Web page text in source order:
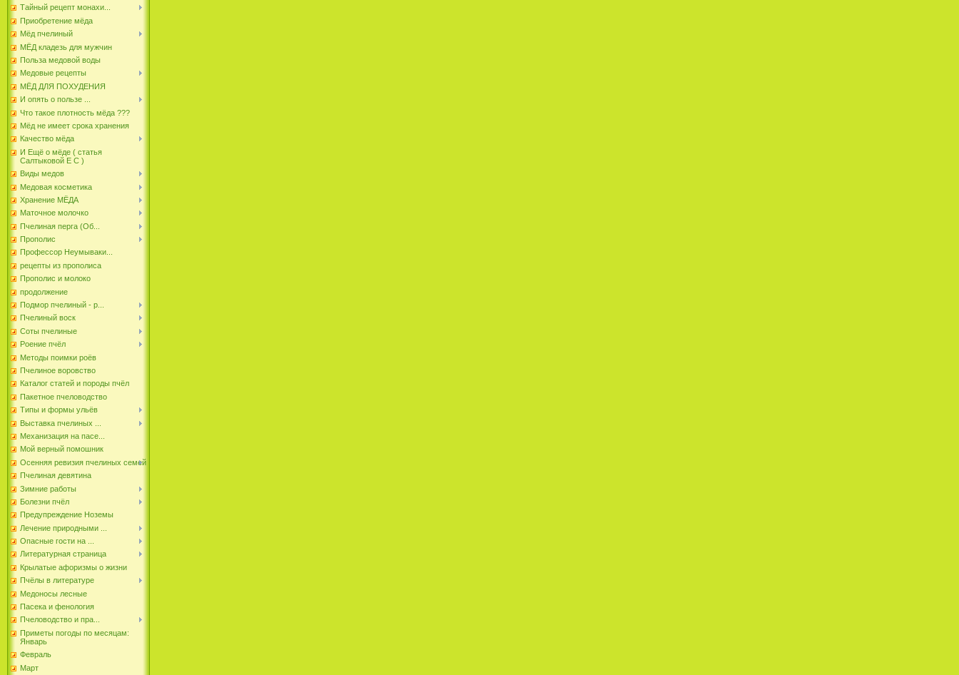
Тайный рецепт монахи...
Приобретение мёда
Мёд пчелиный
МЁД кладезь для мужчин
Польза медовой воды
Медовые рецепты
МЁД ДЛЯ ПОХУДЕНИЯ
И опять о пользе ...
Что такое плотность мёда ???
Мёд не имеет срока хранения
Качество мёда
И Ещё о мёде ( статья
Салтыковой Е С )
Виды медов
Медовая косметика
Хранение МЁДА
Маточное молочко
Пчелиная перга (Об...
Прополис
Профессор Неумываки...
рецепты из прополиса
Прополис и молоко
продолжение
Подмор пчелиный - р...
Пчелиный воск
Соты пчелиные
Роение пчёл
Методы поимки роёв
Пчелиное воровство
Каталог статей и породы пчёл
Пакетное пчеловодство
Типы и формы ульёв
Выставка пчелиных ...
Механизация на пасе...
Мой верный помошник
Осенняя ревизия пчелиных семей
Пчелиная девятина
Зимние работы
Болезни пчёл
Предупреждение Ноземы
Лечение природными ...
Опасные гости на ...
Литературная страница
Крылатые афоризмы о жизни
Пчёлы в литературе
Медоносы лесные
Пасека и фенология
Пчеловодство и пра...
Приметы погоды по месяцам:
Январь
Февраль
Март